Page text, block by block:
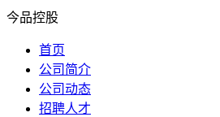
今品控股
首页
公司简介
公司动态
招聘人才